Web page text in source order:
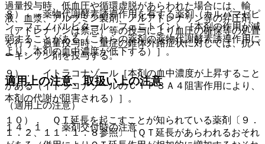
過量投与時、低血圧や循環虚脱があらわれた場合には、輸
液、血漿、アルブミン製剤、ノルアドレナリン等の昇圧剤
（アドレナリンは禁忌）等の投与により血圧の確保等の処置
を行う。過量投与時、重症の錐体外路症状に対しては、抗パ
ーキンソン剤を投与する。
適用上の注意、取扱い上の注意
（適用上の注意）
１４．１． 薬剤交付時の注意
８）． 薬物代謝酵素誘導作用を有する薬剤（カルバマゼピ
ン、フェノバルビタール、フェニトイン）［本剤の作用が減
弱することがある（これらの薬剤の薬物代謝酵素誘導作用に
より、本剤の血中濃度が低下する）］。
９）． イトラコナゾール［本剤の血中濃度が上昇すること
がある（イトラコナゾールのＣＹＰ３Ａ４阻害作用により、
本剤の代謝が阻害される）］。
１０）． ＱＴ延長を起こすことが知られている薬剤〔９．
１．２、１１．１．８参照〕［ＱＴ延長があらわれるおそれ